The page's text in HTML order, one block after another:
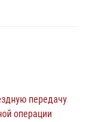
пресекли
станции
передачу
операции